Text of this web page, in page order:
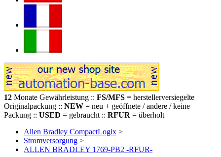
12 Monate Gewährleistung :: FS/MFS = herstellerversiegelte
Originalpackung :: NEW = neu + geöffnete / andere / keine
Packung :: USED = gebraucht :: RFUR = überholt
Allen Bradley CompactLogix >
Stromversorgung >
ALLEN BRADLEY 1769-PB2 -RFUR-